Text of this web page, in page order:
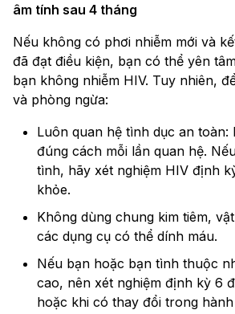
âm tính sau 4 tháng
Nếu không có phơi nhiễm mới và
đã đạt điều kiện, bạn có thể yên
bạn không nhiễm HIV. Tuy nhiên,
và phòng ngừa:
Luôn quan hệ tình dục an toàn:
đúng cách mỗi lần quan hệ.
tình, hãy xét nghiệm HIV định
khỏe.
Không dùng chung kim tiêm,
các dụng cụ có thể dính máu.
Nếu bạn hoặc bạn tình thuộc
cao, nên xét nghiệm định kỳ 6
hoặc khi có thay đổi trong